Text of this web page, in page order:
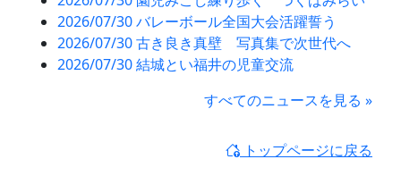
2026/07/30 バレーボール全国大会活躍誓う
2026/07/30 古き良き真壁 写真集で次世代へ
2026/07/30 結城とい福井の児童交流
すべてのニュースを見る »
トップページに戻る